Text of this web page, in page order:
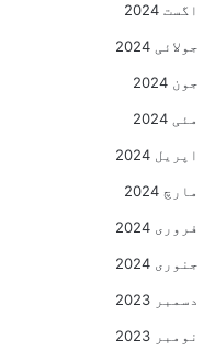
اگست 2024
جولائی 2024
جون 2024
مئی 2024
اپریل 2024
مارچ 2024
فروری 2024
جنوری 2024
دسمبر 2023
نومبر 2023